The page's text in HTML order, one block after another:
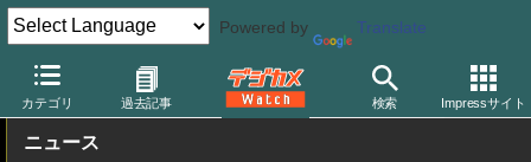
Powered by Translate
カテゴリ 過去記事 検索 Impressサイト
デジカメ Watch レンズ 交換レンズ パナソニック
ニュース